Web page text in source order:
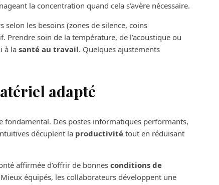
la concentration quand cela s’avère nécessaire.
les besoins (zones de silence, coins
soin de la température, de l’acoustique ou
à la santé au travail. Quelques ajustements
adapté
Des postes informatiques performants,
décuplent la productivité tout en réduisant
affirmée d’offrir de bonnes conditions de
équipés, les collaborateurs développent une